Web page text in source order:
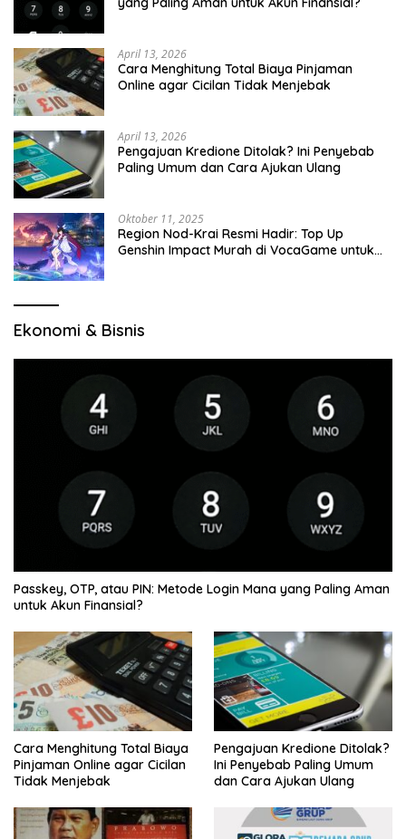
April 13, 2026
Cara Menghitung Total Biaya Pinjaman
Online agar Cicilan Tidak Menjebak
April 13, 2026
Pengajuan Kredione Ditolak? Ini Penyebab
Paling Umum dan Cara Ajukan Ulang
Oktober 11, 2025
Region Nod-Krai Resmi Hadir: Top Up
Genshin Impact Murah di VocaGame untuk
Ekonomi & Bisnis
Passkey, OTP, atau PIN: Metode Login Mana yang Paling Aman
untuk Akun Finansial?
Cara Menghitung Total Biaya
Pinjaman Online agar Cicilan
Tidak Menjebak
Pengajuan Kredione Ditolak?
Ini Penyebab Paling Umum
dan Cara Ajukan Ulang